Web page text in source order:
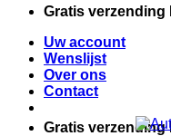
inhoud
Gratis verzending
Uw account
Wenslijst
Over ons
Contact
Gratis verzending